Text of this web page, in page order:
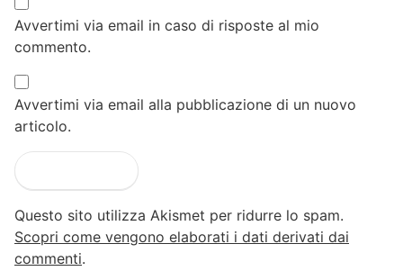
Avvertimi via email in caso di risposte al mio
commento.
Avvertimi via email alla pubblicazione di un nuovo
articolo.
Questo sito utilizza Akismet per ridurre lo spam.
Scopri come vengono elaborati i dati derivati dai
commenti.